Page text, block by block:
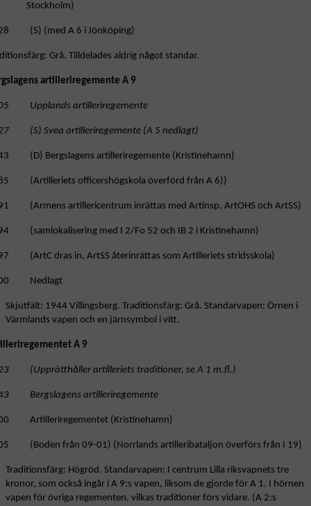
Stockholm)
(S) (med A 6 i Jönköping)
Grå. Tilldelades aldrig något standar.
artilleriregemente A 9
Upplands artilleriregemente
(S) Svea artilleriregemente (A 5 nedlagt)
(D) Bergslagens artilleriregemente (Kristinehamn)
(Artilleriets officershögskola överförd från A 6))
(Armens artillericentrum inrättas med Artinsp, ArtOHS och ArtSS)
(samlokalisering med I 2/Fo 52 och IB 2 i Kristinehamn)
(ArtC dras in, ArtSS återinrättas som Artilleriets stridsskola)
Nedlagt
Skjutfält: 1944 Villingsberg. Traditionsfärg: Grå. Standarvapen: Örnen i
Värmlands vapen och en järnsymbol i vitt.
A 9
(Upprätthåller artilleriets traditioner, se A 1 m.fl.)
Bergslagens artilleriregemente
Artilleriregementet (Kristinehamn)
(Boden från 09-01) (Norrlands artilleribataljon överförs från I 19)
Traditionsfärg: Högröd. Standarvapen: I centrum Lilla riksvapnets tre
kronor, som också ingår i A 9:s vapen, liksom de gjorde för A 1. I hörnen
vapen för övriga regementen, vilkas traditioner förs vidare. (A 2:s